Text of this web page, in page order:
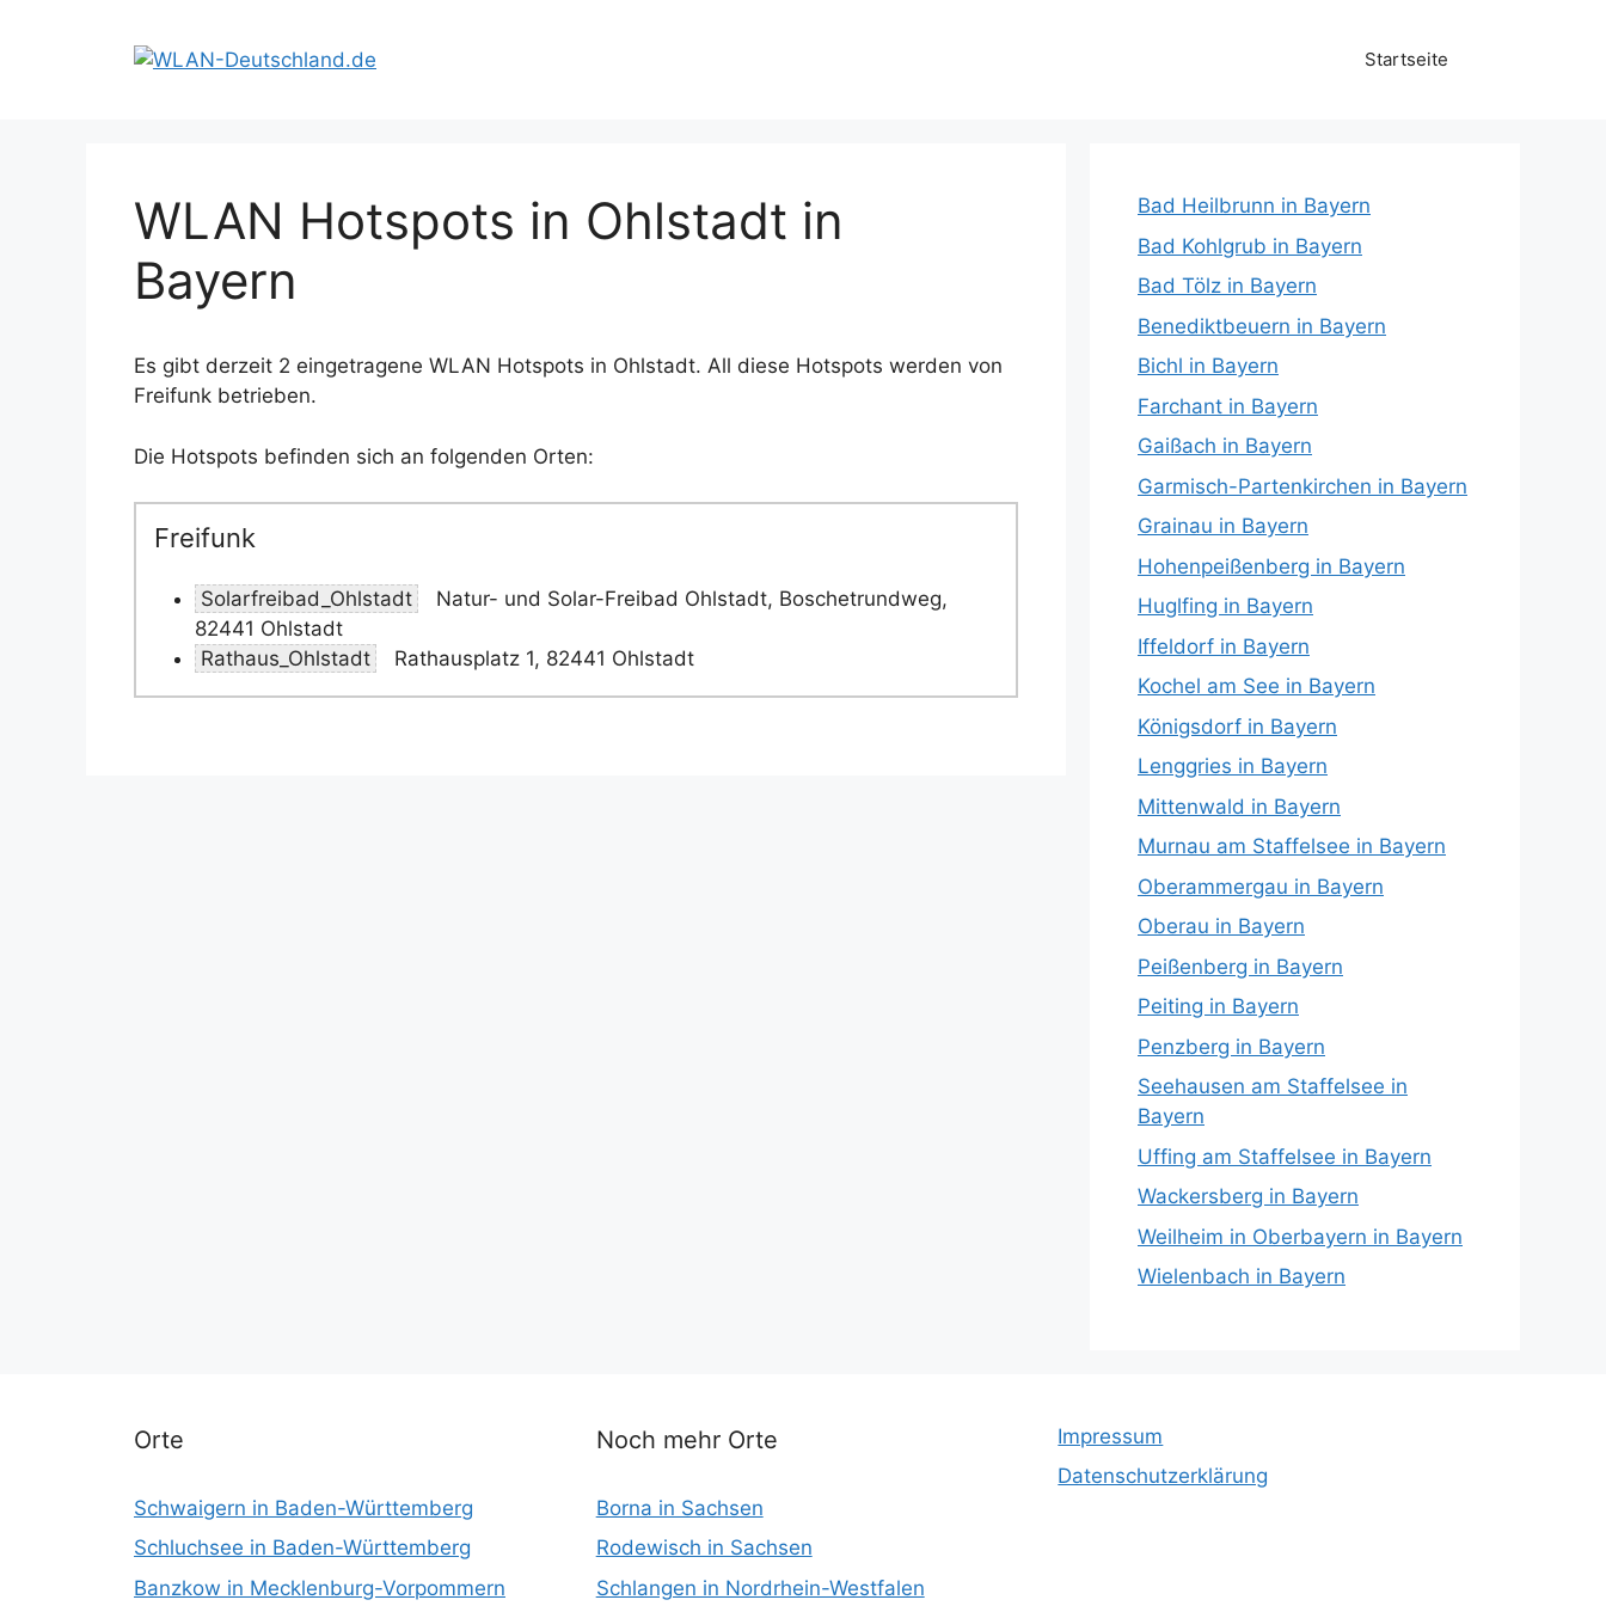
Startseite
WLAN Hotspots in Ohlstadt in
Bayern
Es gibt derzeit 2 eingetragene WLAN Hotspots in Ohlstadt. All diese Hotspots werden von
Freifunk betrieben.
Die Hotspots befinden sich an folgenden Orten:
Freifunk
Solarfreibad_Ohlstadt
Natur- und Solar-Freibad Ohlstadt, Boschetrundweg,
82441 Ohlstadt
Rathaus_Ohlstadt
Rathausplatz 1, 82441 Ohlstadt
Bad Heilbrunn in Bayern
Bad Kohlgrub in Bayern
Bad Tölz in Bayern
Benediktbeuern in Bayern
Bichl in Bayern
Farchant in Bayern
Gaißach in Bayern
Garmisch-Partenkirchen in Bayern
Grainau in Bayern
Hohenpeißenberg in Bayern
Huglfing in Bayern
Iffeldorf in Bayern
Kochel am See in Bayern
Königsdorf in Bayern
Lenggries in Bayern
Mittenwald in Bayern
Murnau am Staffelsee in Bayern
Oberammergau in Bayern
Oberau in Bayern
Peißenberg in Bayern
Peiting in Bayern
Penzberg in Bayern
Seehausen am Staffelsee in
Bayern
Uffing am Staffelsee in Bayern
Wackersberg in Bayern
Weilheim in Oberbayern in Bayern
Wielenbach in Bayern
Orte
Schwaigern in Baden-Württemberg
Schluchsee in Baden-Württemberg
Banzkow in Mecklenburg-Vorpommern
Noch mehr Orte
Borna in Sachsen
Rodewisch in Sachsen
Schlangen in Nordrhein-Westfalen
Impressum
Datenschutzerklärung